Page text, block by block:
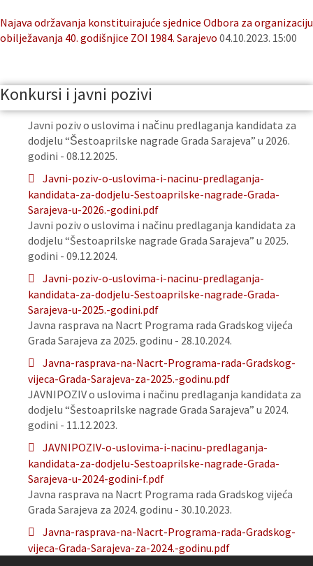
Najava održavanja konstituirajuće sjednice Odbora za organizaciju
obilježavanja 40. godišnjice ZOI 1984. Sarajevo 04.10.2023. 15:00
Konkursi i javni pozivi
Javni poziv o uslovima i načinu predlaganja kandidata za
dodjelu “Šestoaprilske nagrade Grada Sarajeva” u 2026.
godini - 08.12.2025.
Javni-poziv-o-uslovima-i-nacinu-predlaganja-
kandidata-za-dodjelu-Sestoaprilske-nagrade-Grada-
Sarajeva-u-2026.-godini.pdf
Javni poziv o uslovima i načinu predlaganja kandidata za
dodjelu “Šestoaprilske nagrade Grada Sarajeva” u 2025.
godini - 09.12.2024.
Javni-poziv-o-uslovima-i-nacinu-predlaganja-
kandidata-za-dodjelu-Sestoaprilske-nagrade-Grada-
Sarajeva-u-2025.-godini.pdf
Javna rasprava na Nacrt Programa rada Gradskog vijeća
Grada Sarajeva za 2025. godinu - 28.10.2024.
Javna-rasprava-na-Nacrt-Programa-rada-Gradskog-
vijeca-Grada-Sarajeva-za-2025.-godinu.pdf
JAVNIPOZIV o uslovima i načinu predlaganja kandidata za
dodjelu “Šestoaprilske nagrade Grada Sarajeva” u 2024.
godini - 11.12.2023.
JAVNIPOZIV-o-uslovima-i-nacinu-predlaganja-
kandidata-za-dodjelu-Sestoaprilske-nagrade-Grada-
Sarajeva-u-2024-godini-f.pdf
Javna rasprava na Nacrt Programa rada Gradskog vijeća
Grada Sarajeva za 2024. godinu - 30.10.2023.
Javna-rasprava-na-Nacrt-Programa-rada-Gradskog-
vijeca-Grada-Sarajeva-za-2024.-godinu.pdf